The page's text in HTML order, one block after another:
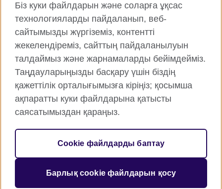
Facebook Twitter
Instagram YouTube
Flickr
British Council жаһанды түрде
Құпиялық және пайдалану шарттары
Cookie файлдары
Веб-тораптың картасы
© 2026 British Council
Біз куки файлдарын және соларға ұқсас
технологияларды пайдаланып, веб-
сайтымызды жүргіземіз, контентті
жекелендіреміз, сайттың пайдаланылуын
талдаймыз және жарнамаларды бейімдейміз.
Таңдауларыңызды басқару үшін біздің
қажеттілік орталығымызға кіріңіз; қосымша
ақпаратты куки файлдарына қатысты
саясатымыздан қараңыз.
Cookie файлдарды баптау
Барлық cookie файлдарын қосу